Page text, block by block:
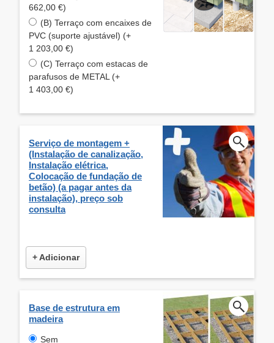
662,00 €)
(B) Terraço com encaixes de
PVC (suporte ajustável) (+
1 203,00 €)
(C) Terraço com estacas de
parafusos de METAL (+
1 403,00 €)
Serviço de montagem +
(Instalação de canalização,
Instalação elétrica,
Colocação de fundação de
betão) (a pagar antes da
instalação), preço sob
consulta
+ Adicionar
Base de estrutura em
madeira
Sem